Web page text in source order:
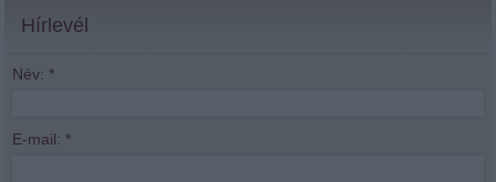
Hírlevél
Név: *
E-mail: *